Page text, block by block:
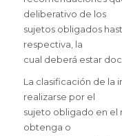
deliberativo de los
sujetos obligados
respectiva, la
cual deberá estar
La clasificación de la
realizarse por el
sujeto obligado en el
obtenga o